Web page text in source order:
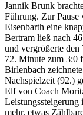
Jannik Brunk
Führung. Zur Pause
Eisenbarth eine
Bertram ließ nach
und vergrößerte
72. Minute zum 3:0
Birlenbach
Nachspielzeit (92.)
Elf von Coach
Leistungssteigerung
mehr, etwas